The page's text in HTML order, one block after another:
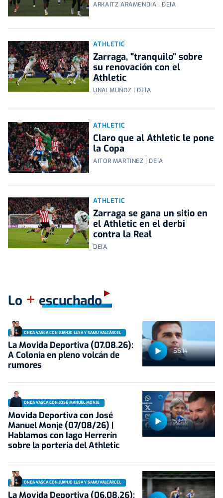
ARKAITZ ARAMENDIA | DEIA
ATHLETIC
Zarraga, "tranquilo" sobre
su renovación con el
Athletic
UNAI MUÑOZ | DEIA
ATHLETIC
Claro que al Athletic le pone
la Copa
AITOR MARTÍNEZ | DEIA
ATHLETIC
Zarraga se gana un sitio en
el Athletic en el derbi
contra la Real
DEIA
Lo + escuchado
55:14
ONDA VASCA CON JUANJO LUSA Y SAMU VALCÁRCEL
La Movida Deportiva (07.08.26):
A Colonia en pleno volcán de
rumores
52:11
ONDA VASCA CON JOSÉ MANUEL MONJE
Movida Deportiva con José
Manuel Monje (07/08/26) |
Hablamos con Iago Herrerín
sobre la portería del Athletic
ONDA VASCA CON JUANJO LUSA Y SAMU VALCÁRCEL
La Movida Deportiva (06.08.26):